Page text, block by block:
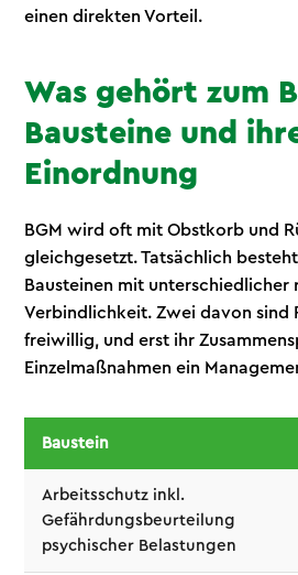
einen direkten Vorteil.
Was gehört zum
Bausteine und
Einordnung
BGM wird oft mit Obstkorb und
gleichgesetzt. Tatsächlich
Bausteinen mit unterschiedlicher
Verbindlichkeit. Zwei davon sind
freiwillig, und erst ihr
Einzelmaßnahmen ein
Baustein
Arbeitsschutz inkl.
Gefährdungsbeurteilung
psychischer Belastungen